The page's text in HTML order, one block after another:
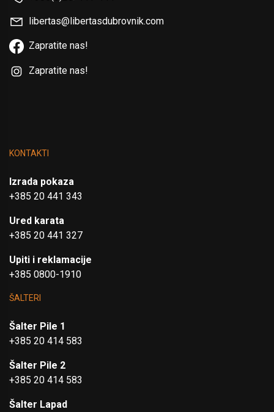
libertas@libertasdubrovnik.com
Zapratite nas!
Zapratite nas!
KONTAKTI
Izrada pokaza
+385 20 441 343
Ured karata
+385 20 441 327
Upiti i reklamacije
+385 0800-1910
ŠALTERI
Šalter Pile 1
+385 20 414 583
Šalter Pile 2
+385 20 414 583
Šalter Lapad